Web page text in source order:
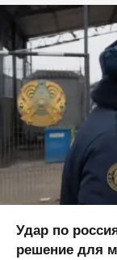
Удар по
решение для